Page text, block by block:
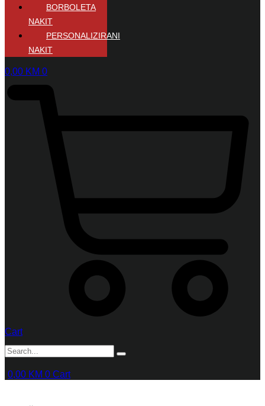
BORBOLETA
NAKIT
PERSONALIZIRANI
NAKIT
0,00 KM 0
Cart
0,00 KM 0 Cart